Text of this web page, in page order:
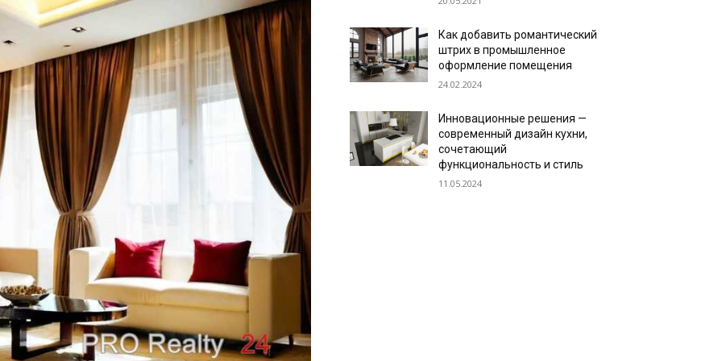
Как добавить романтический
штрих в промышленное
оформление помещения
24.02.2024
Инновационные решения —
современный дизайн кухни,
сочетающий
функциональность и стиль
11.05.2024